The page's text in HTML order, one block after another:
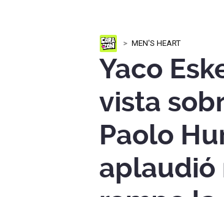
MEN'S HEART
Yaco
vista
Paolo
aplaudió